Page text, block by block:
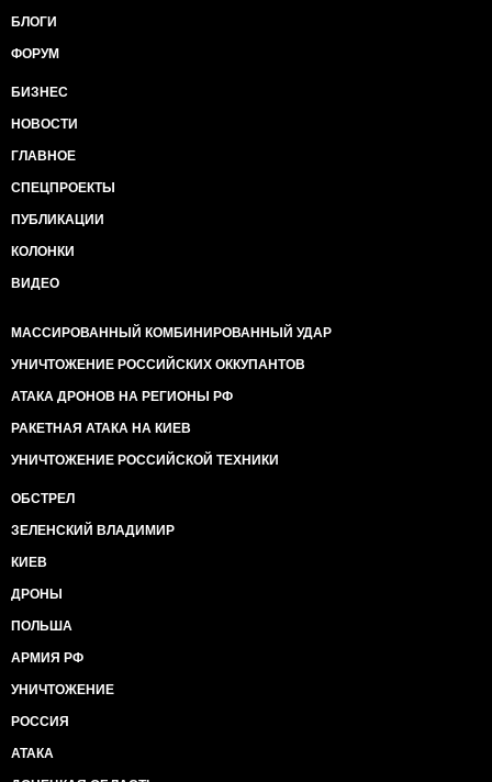
БЛОГИ
ФОРУМ
БИЗНЕС
НОВОСТИ
ГЛАВНОЕ
СПЕЦПРОЕКТЫ
ПУБЛИКАЦИИ
КОЛОНКИ
ВИДЕО
МАССИРОВАННЫЙ КОМБИНИРОВАННЫЙ УДАР
УНИЧТОЖЕНИЕ РОССИЙСКИХ ОККУПАНТОВ
АТАКА ДРОНОВ НА РЕГИОНЫ РФ
РАКЕТНАЯ АТАКА НА КИЕВ
УНИЧТОЖЕНИЕ РОССИЙСКОЙ ТЕХНИКИ
ОБСТРЕЛ
ЗЕЛЕНСКИЙ ВЛАДИМИР
КИЕВ
ДРОНЫ
ПОЛЬША
АРМИЯ РФ
УНИЧТОЖЕНИЕ
РОССИЯ
АТАКА